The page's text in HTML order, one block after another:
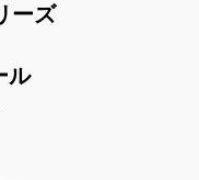
ーズ
ル